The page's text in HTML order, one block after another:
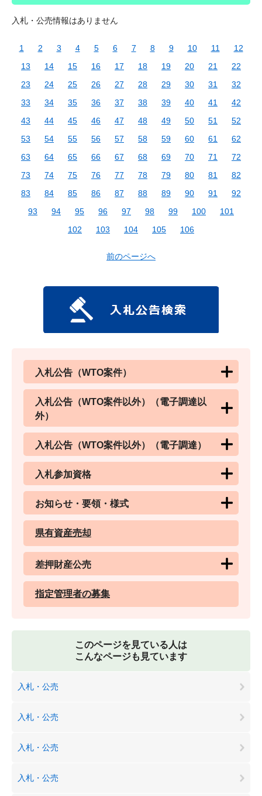
入札・公売情報はありません
1 2 3 4 5 6 7 8 9 10 11
12
13
14 15 16 17 18 19 20 21
22
23
24 25 26 27 28 29 30 31
32
33
34 35 36 37 38 39 40 41
42
43
44 45 46 47 48 49 50 51
52
53
54 55 56 57 58 59 60 61
62
63
64 65 66 67 68 69 70 71
72
73
74 75 76 77 78 79 80 81
82
83
84 85 86 87 88 89 90 91
92
93
94 95 96 97 98 99 100
101
102
103 104 105 106
前のページへ
入札公告（WTO案件）
入札公告（WTO案件以外）（電子調達以
外）
入札公告（WTO案件以外）（電子調達）
入札参加資格
お知らせ・要領・様式
県有資産売却
差押財産公売
指定管理者の募集
このページを見ている人は
こんなページも見ています
入札・公売
入札・公売
入札・公売
入札・公売